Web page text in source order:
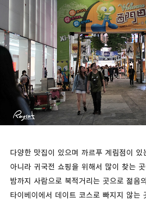
다양한 맛집이 있으며 까르푸 계림점이 있
아니라 귀국전 쇼핑을 위해서 많이 찾는
밤까지 사람으로 북적거리는 곳으로 젊음
타이베이에서 데이트 코스로 빠지지 않는